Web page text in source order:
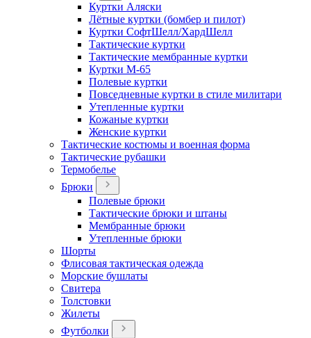
Куртки Аляски
Лётные куртки (бомбер и пилот)
Куртки СофтШелл/ХардШелл
Тактические куртки
Тактические мембранные куртки
Куртки М-65
Полевые куртки
Повседневные куртки в стиле милитари
Утепленные куртки
Кожаные куртки
Женские куртки
Тактические костюмы и военная форма
Тактические рубашки
Термобелье
Брюки
Полевые брюки
Тактические брюки и штаны
Мембранные брюки
Утепленные брюки
Шорты
Флисовая тактическая одежда
Морские бушлаты
Свитера
Толстовки
Жилеты
Футболки